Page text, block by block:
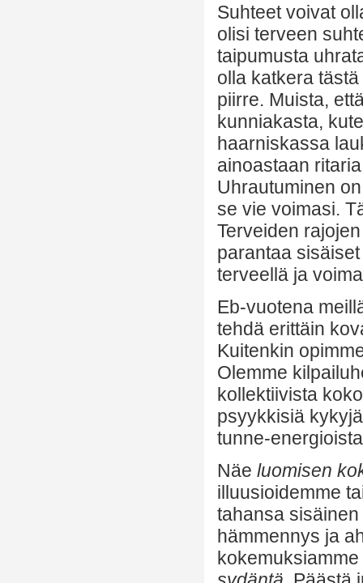
Suhteet voivat
olisi terveen
taipumusta
olla katkera
piirre. Muista,
kunniakasta,
haarniskassa
ainoastaan
Uhrautuminen
se vie voimasi.
Terveiden
parantaa
terveellä ja
Eb-vuotena
tehdä erittäin
Kuitenkin
Olemme
kollektiivista
psyykkisiä
tunne-
Näe luomisen
illuusioidemme
tahansa
hämmennys ja